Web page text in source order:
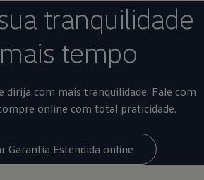
tranquilidade
tempo
dirija com mais tranquilidade. Fale com
online com total praticidade.
Garantia Estendida online